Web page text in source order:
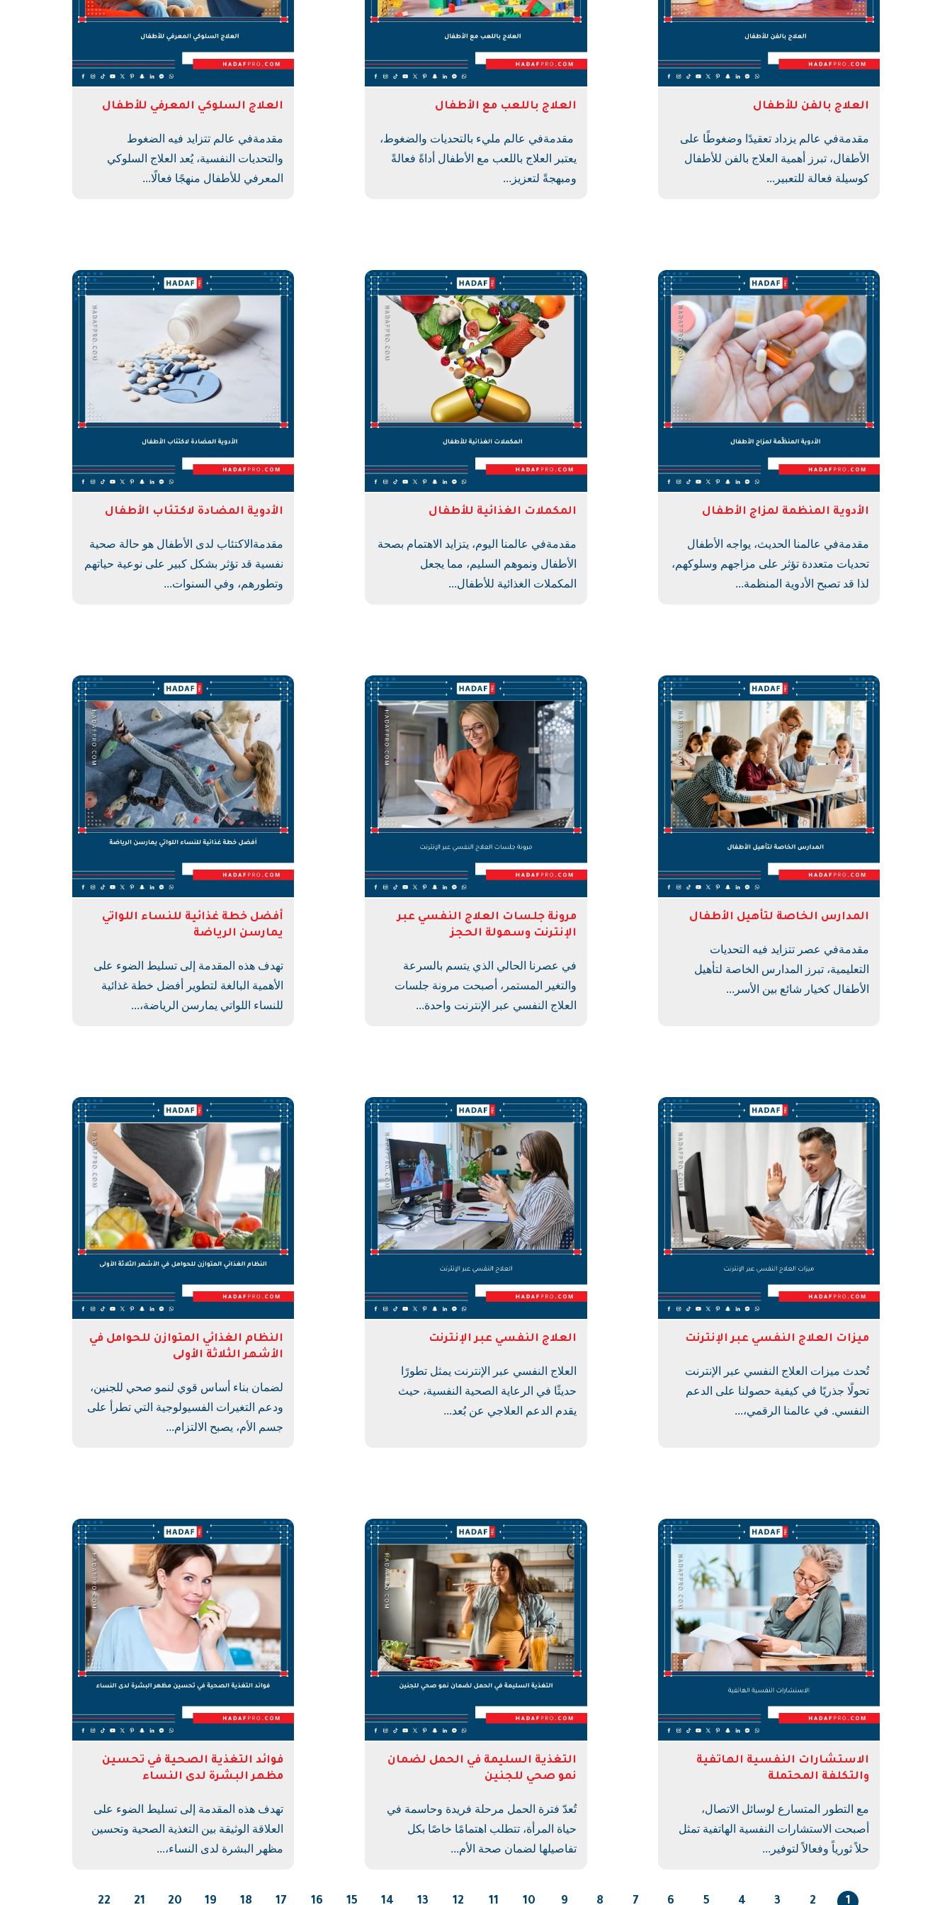
العلاج بالفن للأطفال
مقدمةفي عالم يزداد تعقيدًا وضغوطًا على
الأطفال، تبرز أهمية العلاج بالفن للأطفال
كوسيلة فعالة للتعبير...
العلاج باللعب مع الأطفال
مقدمةفي عالم مليء بالتحديات والضغوط،
يعتبر العلاج باللعب مع الأطفال أداةً فعالةً
ومبهجةً لتعزيز...
العلاج السلوكي المعرفي للأطفال
مقدمةفي عالم تتزايد فيه الضغوط
والتحديات النفسية، يُعد العلاج السلوكي
المعرفي للأطفال منهجًا فعالًا...
الأدوية المنظمة لمزاج الأطفال
مقدمةفي عالمنا الحديث، يواجه الأطفال
تحديات متعددة تؤثر على مزاجهم وسلوكهم،
لذا قد تصبح الأدوية المنظمة...
المكملات الغذائية للأطفال
مقدمةفي عالمنا اليوم، يتزايد الاهتمام بصحة
الأطفال ونموهم السليم، مما يجعل
المكملات الغذائية للأطفال...
الأدوية المضادة لاكتئاب الأطفال
مقدمةالاكتئاب لدى الأطفال هو حالة صحية
نفسية قد تؤثر بشكل كبير على نوعية حياتهم
وتطورهم، وفي السنوات...
المدارس الخاصة لتأهيل الأطفال
مقدمةفي عصر تتزايد فيه التحديات
التعليمية، تبرز المدارس الخاصة لتأهيل
الأطفال كخيار شائع بين الأسر...
مرونة جلسات العلاج النفسي عبر
الإنترنت وسهولة الحجز
في عصرنا الحالي الذي يتسم بالسرعة
والتغير المستمر، أصبحت مرونة جلسات
العلاج النفسي عبر الإنترنت واحدة...
أفضل خطة غذائية للنساء اللواتي
يمارسن الرياضة
تهدف هذه المقدمة إلى تسليط الضوء على
الأهمية البالغة لتطوير أفضل خطة غذائية
للنساء اللواتي يمارسن الرياضة،...
ميزات العلاج النفسي عبر الإنترنت
تُحدث ميزات العلاج النفسي عبر الإنترنت
تحولًا جذريًا في كيفية حصولنا على الدعم
النفسي. في عالمنا الرقمي،...
العلاج النفسي عبر الإنترنت
العلاج النفسي عبر الإنترنت يمثل تطورًا
حديثًا في الرعاية الصحية النفسية، حيث
يقدم الدعم العلاجي عن بُعد...
النظام الغذائي المتوازن للحوامل في
الأشهر الثلاثة الأولى
لضمان بناء أساس قوي لنمو صحي للجنين،
ودعم التغيرات الفسيولوجية التي تطرأ على
جسم الأم، يصبح الالتزام...
الاستشارات النفسية الهاتفية
والتكلفة المحتملة
مع التطور المتسارع لوسائل الاتصال،
أصبحت الاستشارات النفسية الهاتفية تمثل
حلاً ثورياً وفعالاً لتوفير...
التغذية السليمة في الحمل لضمان
نمو صحي للجنين
تُعدّ فترة الحمل مرحلة فريدة وحاسمة في
حياة المرأة، تتطلب اهتمامًا خاصًا بكل
تفاصيلها لضمان صحة الأم...
فوائد التغذية الصحية في تحسين
مظهر البشرة لدى النساء
تهدف هذه المقدمة إلى تسليط الضوء على
العلاقة الوثيقة بين التغذية الصحية وتحسين
مظهر البشرة لدى النساء،...
1
2
3
4
5
6
7
8
9
10
11
12
13
14
15
16
17
18
19
20
21
22